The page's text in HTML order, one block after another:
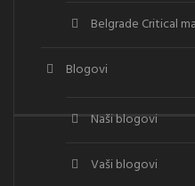
Belgrade Critical
Blogovi
Naši blogovi
Vaši blogovi